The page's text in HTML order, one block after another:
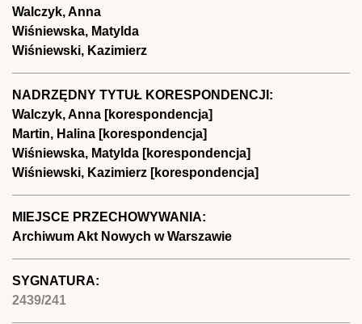
Walczyk, Anna
Wiśniewska, Matylda
Wiśniewski, Kazimierz
NADRZĘDNY TYTUŁ KORESPONDENCJI:
Walczyk, Anna [korespondencja]
Martin, Halina [korespondencja]
Wiśniewska, Matylda [korespondencja]
Wiśniewski, Kazimierz [korespondencja]
MIEJSCE PRZECHOWYWANIA:
Archiwum Akt Nowych w Warszawie
SYGNATURA:
2439/241